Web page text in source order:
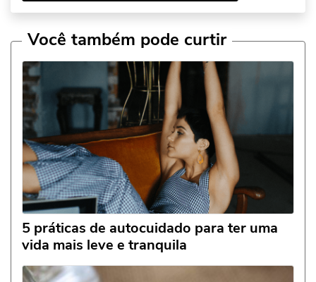
Você também pode curtir
5 práticas de autocuidado para ter uma
vida mais leve e tranquila